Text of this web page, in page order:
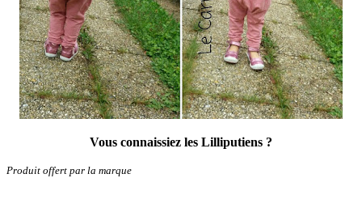
Vous connaissiez les Lilliputiens ?
Produit offert par la marque